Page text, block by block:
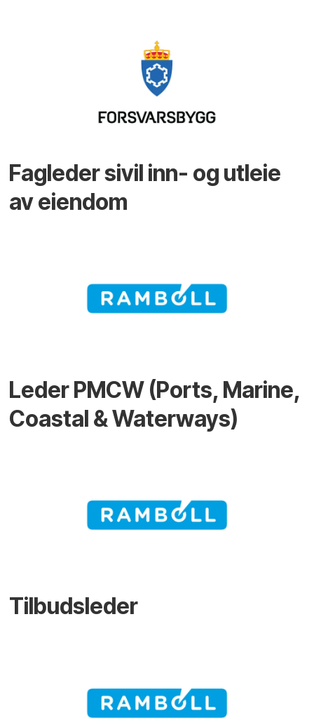
Fagleder sivil inn- og utleie
av eiendom
Leder PMCW (Ports, Marine,
Coastal & Waterways)
Tilbudsleder